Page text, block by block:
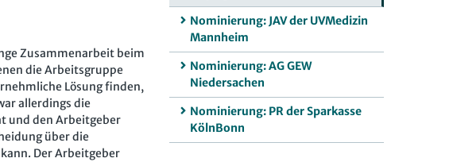
Zusammenarbeit beim
die Arbeitsgruppe
Lösung finden,
allerdings die
und den Arbeitgeber
über die
Der Arbeitgeber
Nominierung: JAV der UVMedizin
Mannheim
Nominierung: AG GEW
Niedersachen
Nominierung: PR der Sparkasse
KölnBonn